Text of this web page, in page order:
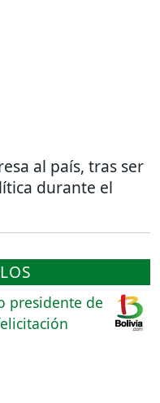
al país, tras ser
durante el